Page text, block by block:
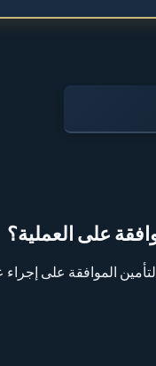
على العملية؟
الموافقة على إجراء